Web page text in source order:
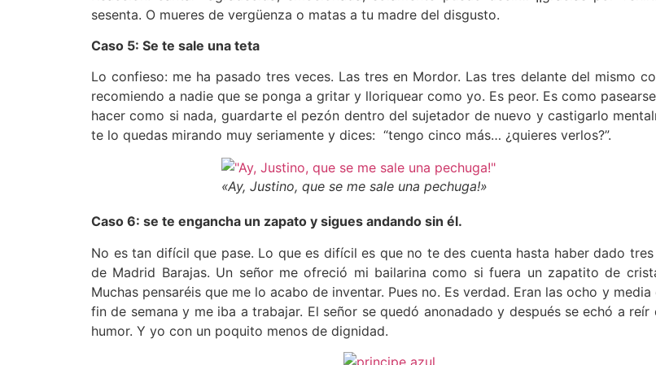
sesenta. O mueres de vergüenza o matas a tu madre del disgusto.
Caso 5: Se te sale una teta
Lo confieso: me ha pasado tres veces. Las tres en Mordor. Las tres delante del mismo
recomiendo a nadie que se ponga a gritar y lloriquear como yo. Es peor. Es como
hacer como si nada, guardarte el pezón dentro del sujetador de nuevo y castigarlo
te lo quedas mirando muy seriamente y dices: “tengo cinco más… ¿quieres verlos?”.
«Ay, Justino, que se me sale una pechuga!»
Caso 6: se te engancha un zapato y sigues andando sin él.
No es tan difícil que pase. Lo que es difícil es que no te des cuenta hasta haber dado
de Madrid Barajas. Un señor me ofreció mi bailarina como si fuera un zapatito de
Muchas pensaréis que me lo acabo de inventar. Pues no. Es verdad. Eran las ocho y
fin de semana y me iba a trabajar. El señor se quedó anonadado y después se echó a
humor. Y yo con un poquito menos de dignidad.